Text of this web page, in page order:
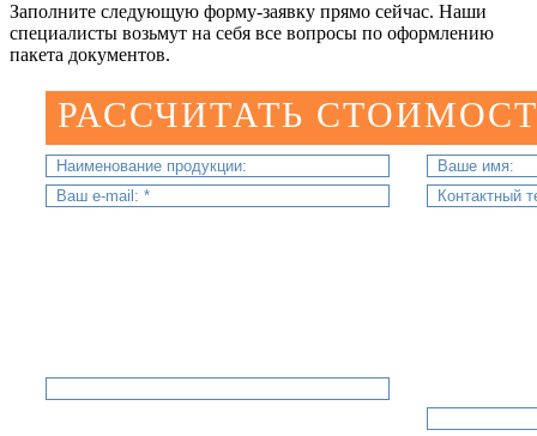
Заполните следующую форму-заявку прямо сейчас. Наши
специалисты возьмут на себя все вопросы по оформлению
пакета документов.
РАССЧИТАТЬ